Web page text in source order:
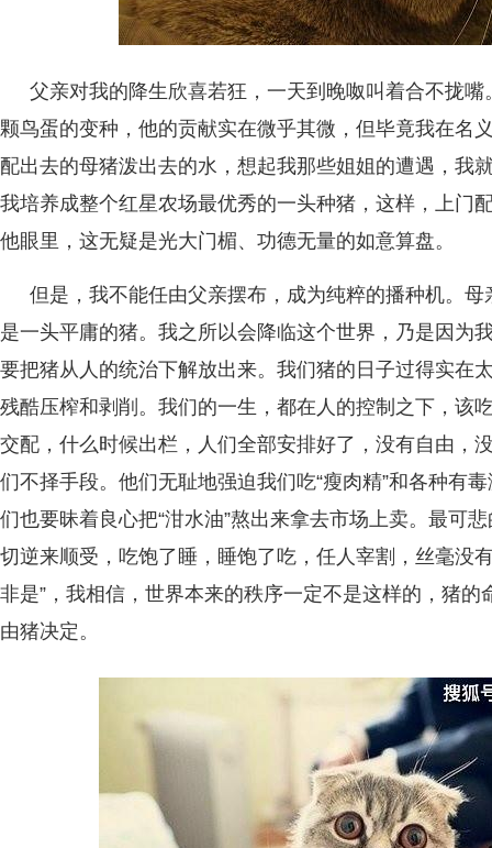
父亲对我的降生欣喜若狂，一天到晚呶叫着合不拢
颗鸟蛋的变种，他的贡献实在微乎其微，但毕竟我在名
配出去的母猪泼出去的水，想起我那些姐姐的遭遇，我
我培养成整个红星农场最优秀的一头种猪，这样，上门
他眼里，这无疑是光大门楣、功德无量的如意算盘。
但是，我不能任由父亲摆布，成为纯粹的播种机。
是一头平庸的猪。我之所以会降临这个世界，乃是因为
要把猪从人的统治下解放出来。我们猪的日子过得实在
残酷压榨和剥削。我们的一生，都在人的控制之下，该
交配，什么时候出栏，人们全部安排好了，没有自由，
们不择手段。他们无耻地强迫我们吃“瘦肉精”和各种有
们也要昧着良心把“泔水油”熬出来拿去市场上卖。最可
切逆来顺受，吃饱了睡，睡饱了吃，任人宰割，丝毫没
非是”，我相信，世界本来的秩序一定不是这样的，猪
由猪决定。